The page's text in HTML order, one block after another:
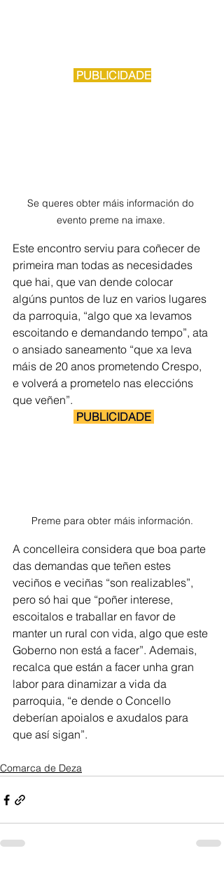
PUBLICIDADE
Se queres obter máis información do
evento preme na imaxe.
Este encontro serviu para coñecer de
primeira man todas as necesidades
que hai, que van dende colocar
algúns puntos de luz en varios lugares
da parroquia, “algo que xa levamos
escoitando e demandando tempo”, ata
o ansiado saneamento “que xa leva
máis de 20 anos prometendo Crespo,
e volverá a prometelo nas eleccións
que veñen”.
PUBLICIDADE
Preme para obter máis información.
A concelleira considera que boa parte
das demandas que teñen estes
veciños e veciñas “son realizables”,
pero só hai que “poñer interese,
escoitalos e traballar en favor de
manter un rural con vida, algo que este
Goberno non está a facer”. Ademais,
recalca que están a facer unha gran
labor para dinamizar a vida da
parroquia, “e dende o Concello
deberían apoialos e axudalos para
que así sigan”.
Comarca de Deza